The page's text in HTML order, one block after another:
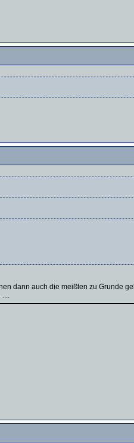
dann auch die meißten zu Grunde
....